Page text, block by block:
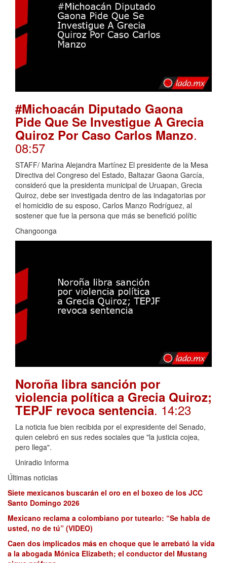
#Michoacán Diputado Gaona
Pide Que Se Investigue A Grecia
Quiroz Por Caso Carlos Manzo.
08:57
STAFF/ Marina Alejandra Martínez El presidente de la Mesa
Directiva del Congreso del Estado, Baltazar Gaona García,
consideró que la presidenta municipal de Uruapan, Grecia
Quiroz, debe ser investigada dentro de las indagatorias por
el homicidio de su esposo, Carlos Manzo Rodríguez, al
sostener que fue la persona que más se benefició polític
Changoonga
Noroña libra sanción por
violencia política a Grecia Quiroz;
TEPJF revoca sentencia. 14:23
La noticia fue bien recibida por el expresidente del Senado,
quien celebró en sus redes sociales que "la justicia cojea,
pero llega".
Uniradio Informa
Últimas noticias
Siete mexicanos buscarán el oro en el boxeo de los JCC
Santo Domingo 2026
Mexicano reclama a colombiano por tutearlo: “Se habla de
usted, no de tú” (VIDEO)
Caen dos implicados más en choque que le arrebató la vida
a la abogada Mónica Elizabeth; el conductor del Mustang